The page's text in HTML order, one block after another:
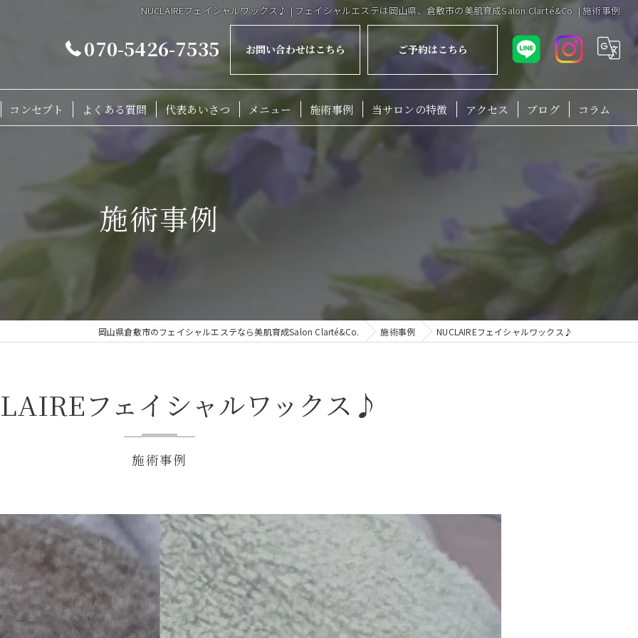
NUCLAIREフェイシャルワックス♪ | フェイシャルエステは岡山県、倉敷市の美肌育成Salon Clarté&Co. | 施術事例
070-5426-7535 お問い合わせはこちら ご予約はこちら
コンセプト よくある質問 代表あいさつ メニュー 施術事例 当サロンの特徴
シミ
アクセス ブログ コラム
施術事例
岡山県倉敷市のフェイシャルエステなら美肌育成Salon Clarté&Co. 施術事例 NUCLAIREフェイシャルワックス♪
施術事例
フェイシャルワックス♪